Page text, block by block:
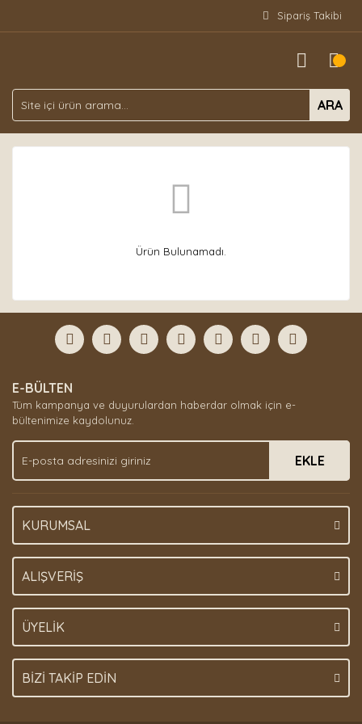
Sipariş Takibi
ARA
Ürün Bulunamadı.
E-BÜLTEN
Tüm kampanya ve duyurulardan haberdar olmak için e-
bültenimize kaydolunuz.
EKLE
KURUMSAL
ALIŞVERİŞ
ÜYELİK
BİZİ TAKİP EDİN